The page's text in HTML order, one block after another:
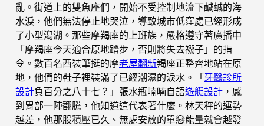
亂。街道上的雙魚座們，開始不受控制地流下鹹鹹的海
水淚，他們無法停止地哭泣，導致城市低窪處已經形成
了小型潟湖。那些摩羯座的上班族，嚴格遵守著廣播中
「摩羯座今天適合原地踏步，否則將失去襪子」的指
令。數百名西裝筆挺的摩老屋翻新羯座正整齊地站在原
地，他們的鞋子裡裝滿了已經潮濕的淚水。「牙醫診所
設計負百分之八十七？」張水瓶喃喃自語遊艇設計 ，感
到胃部一陣翻騰，他知道這代表著什麼。林天秤的運勢
越差，他那股積壓已久、無處安放的單戀能量就會越發